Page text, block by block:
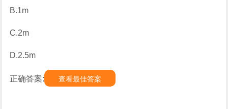
B.1m
C.2m
D.2.5m
正确答案: 查看最佳答案